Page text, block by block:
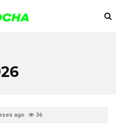
ago 36